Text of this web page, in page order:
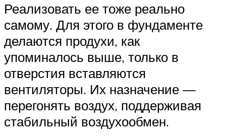
Реализовать ее тоже реально
самому. Для этого в фундаменте
делаются продухи, как
упоминалось выше, только в
отверстия вставляются
вентиляторы. Их назначение —
перегонять воздух, поддерживая
стабильный воздухообмен.